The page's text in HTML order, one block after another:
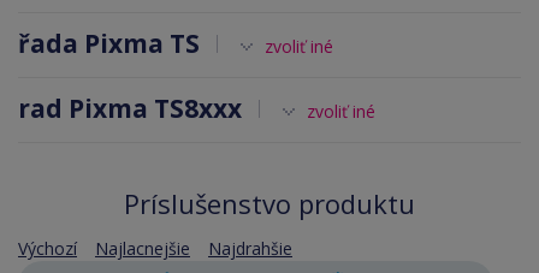
řada Pixma TS zvoliť iné
rad Pixma TS8xxx zvoliť iné
Príslušenstvo produktu
Výchozí Najlacnejšie Najdrahšie